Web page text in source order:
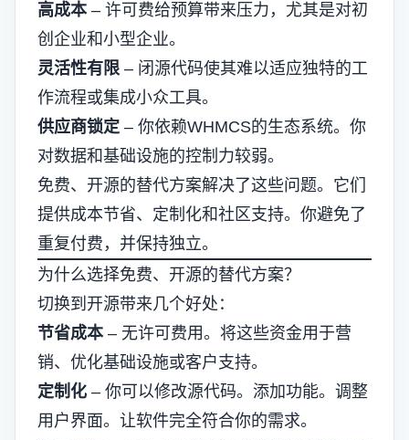
高成本 – 许可费给预算带来压力，尤其是对初
创企业和小型企业。
灵活性有限 – 闭源代码使其难以适应独特的工
作流程或集成小众工具。
供应商锁定– 你依赖WHMCS的生态系统。你
对数据和基础设施的控制力较弱。
免费、开源的替代方案解决了这些问题。它们
提供成本节省、定制化和社区支持。你避免了
重复付费，并保持独立。
为什么选择免费、开源的替代方案？
切换到开源带来几个好处：
节省成本 – 无许可费用。将这些资金用于营
销、优化基础设施或客户支持。
定制化 – 你可以修改源代码。添加功能。调整
用户界面。让软件完全符合你的需求。